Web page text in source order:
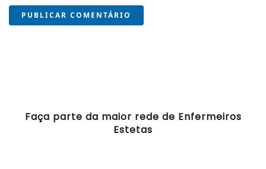
PUBLICAR COMENTÁRIO
Faça parte da maior rede de Enfermeiros
Estetas